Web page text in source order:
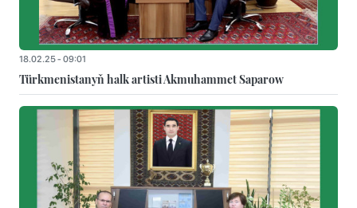
18.02.25 - 09:01
Türkmenistanyň halk artisti Akmuhammet Saparow